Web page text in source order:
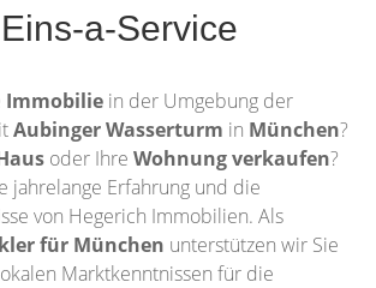
a-Service
Immobilie in der Umgebung der
Aubinger Wasserturm in München?
oder Ihre Wohnungverkaufen?
jahrelange Erfahrung und die
von Hegerich Immobilien. Als
für München unterstützen wir Sie
Marktkenntnissen für die